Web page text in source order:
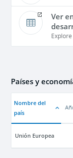
Ver
Países y
Nombre del
país
Unión Europea